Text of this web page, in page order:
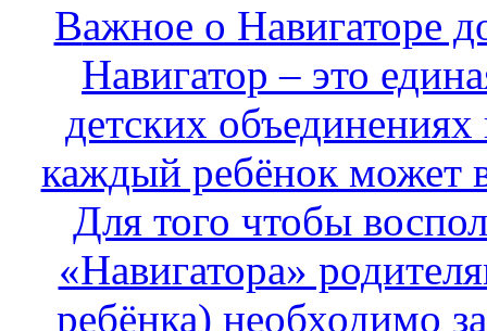
Важное о Навигаторе
Навигатор – это
детских объединениях
каждый ребёнок может
Для того чтобы
«Навигатора»
ребёнка) необходимо